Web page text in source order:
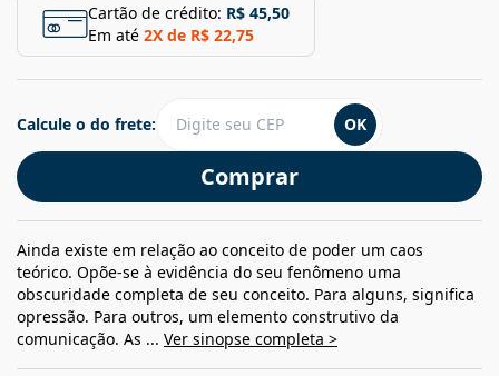
Cartão de crédito: R$ 45,50
Em até 2X de R$ 22,75
Comprar
Calcule o do frete: OK
Ainda existe em relação ao conceito de poder um caos
teórico. Opõe-se à evidência do seu fenômeno uma
obscuridade completa de seu conceito. Para alguns, significa
opressão. Para outros, um elemento construtivo da
comunicação. As ... Ver sinopse completa >